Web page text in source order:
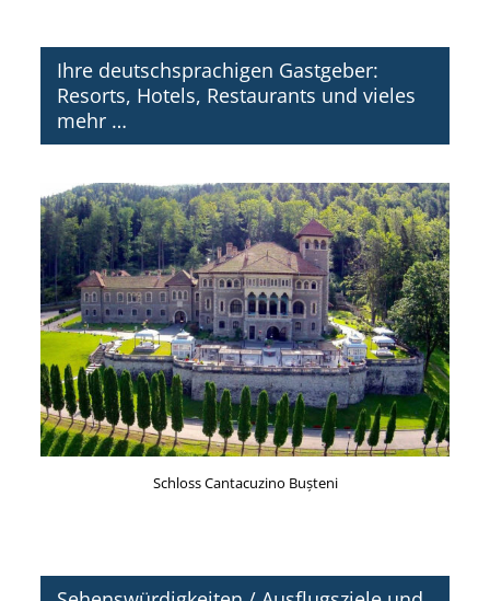
Ihre deutschsprachigen Gastgeber:
Resorts, Hotels, Restaurants und vieles
mehr …
Schloss Cantacuzino Bușteni